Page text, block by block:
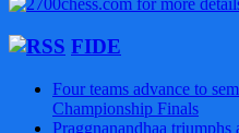
FIDE
Four teams advance to
Championship Finals
Praggnanandhaa